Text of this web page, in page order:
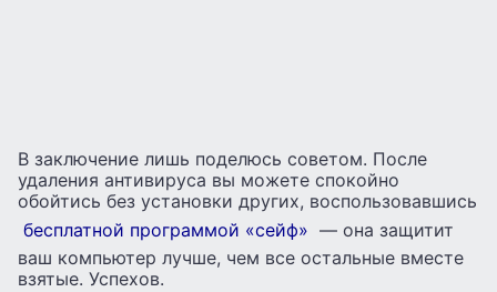
В заключение лишь поделюсь советом. После
удаления антивируса вы можете спокойно
обойтись без установки других, воспользовавшись
бесплатной программой «сейф» — она защитит
ваш компьютер лучше, чем все остальные вместе
взятые. Успехов.